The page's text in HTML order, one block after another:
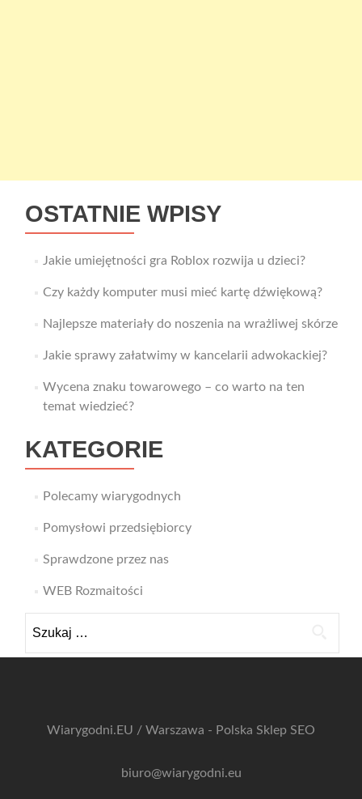
OSTATNIE WPISY
Jakie umiejętności gra Roblox rozwija u dzieci?
Czy każdy komputer musi mieć kartę dźwiękową?
Najlepsze materiały do noszenia na wrażliwej skórze
Jakie sprawy załatwimy w kancelarii adwokackiej?
Wycena znaku towarowego – co warto na ten
temat wiedzieć?
KATEGORIE
Polecamy wiarygodnych
Pomysłowi przedsiębiorcy
Sprawdzone przez nas
WEB Rozmaitości
Wiarygodni.EU / Warszawa - Polska Sklep SEO
biuro@wiarygodni.eu